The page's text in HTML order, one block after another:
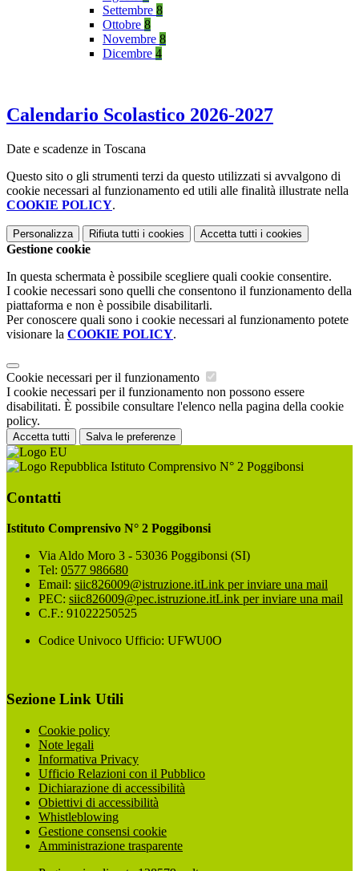
Settembre 8
Ottobre 8
Novembre 8
Dicembre 4
Calendario Scolastico 2026-2027
Date e scadenze in Toscana
Questo sito o gli strumenti terzi da questo utilizzati si avvalgono di
cookie necessari al funzionamento ed utili alle finalità illustrate nella
COOKIE POLICY.
Personalizza Rifiuta tutti i cookies Accetta tutti i cookies
Gestione cookie
In questa schermata è possibile scegliere quali cookie consentire.
I cookie necessari sono quelli che consentono il funzionamento della
piattaforma e non è possibile disabilitarli.
Per conoscere quali sono i cookie necessari al funzionamento potete
visionare la COOKIE POLICY.
Cookie necessari per il funzionamento
I cookie necessari per il funzionamento non possono essere
disabilitati. È possibile consultare l'elenco nella pagina della cookie
policy.
Accetta tutti Salva le preferenze
Istituto Comprensivo N° 2 Poggibonsi
Contatti
Istituto Comprensivo N° 2 Poggibonsi
Via Aldo Moro 3 - 53036 Poggibonsi (SI)
Tel: 0577 986680
Email: siic826009@istruzione.itLink per inviare una mail
PEC: siic826009@pec.istruzione.itLink per inviare una mail
C.F.: 91022250525
Codice Univoco Ufficio: UFWU0O
Sezione Link Utili
Cookie policy
Note legali
Informativa Privacy
Ufficio Relazioni con il Pubblico
Dichiarazione di accessibilità
Obiettivi di accessibilità
Whistleblowing
Gestione consensi cookie
Amministrazione trasparente